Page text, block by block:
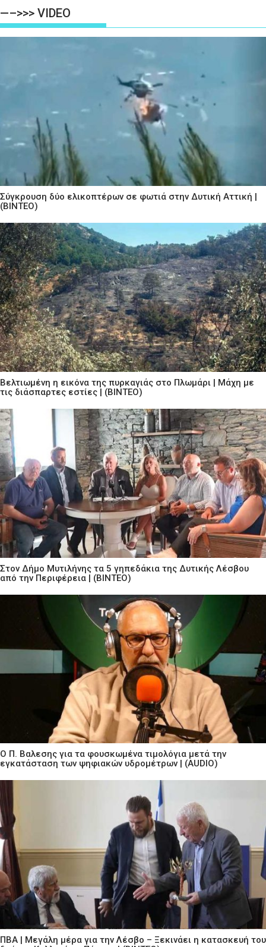
—–>>> VIDEO
Σύγκρουση δύο ελικοπτέρων σε φωτιά στην Δυτική Αττική |
(ΒΙΝΤΕΟ)
Βελτιωμένη η εικόνα της πυρκαγιάς στο Πλωμάρι | Μάχη με
τις διάσπαρτες εστίες | (ΒΙΝΤΕΟ)
Στον Δήμο Μυτιλήνης τα 5 γηπεδάκια της Δυτικής Λέσβου
από την Περιφέρεια | (ΒΙΝΤΕΟ)
Ο Π. Βαλεσης για τα φουσκωμένα τιμολόγια μετά την
εγκατάσταση των ψηφιακών υδρομέτρων | (AUDIO)
ΠΒΑ | Μεγάλη μέρα για την Λέσβο – Ξεκινάει η κατασκευή του